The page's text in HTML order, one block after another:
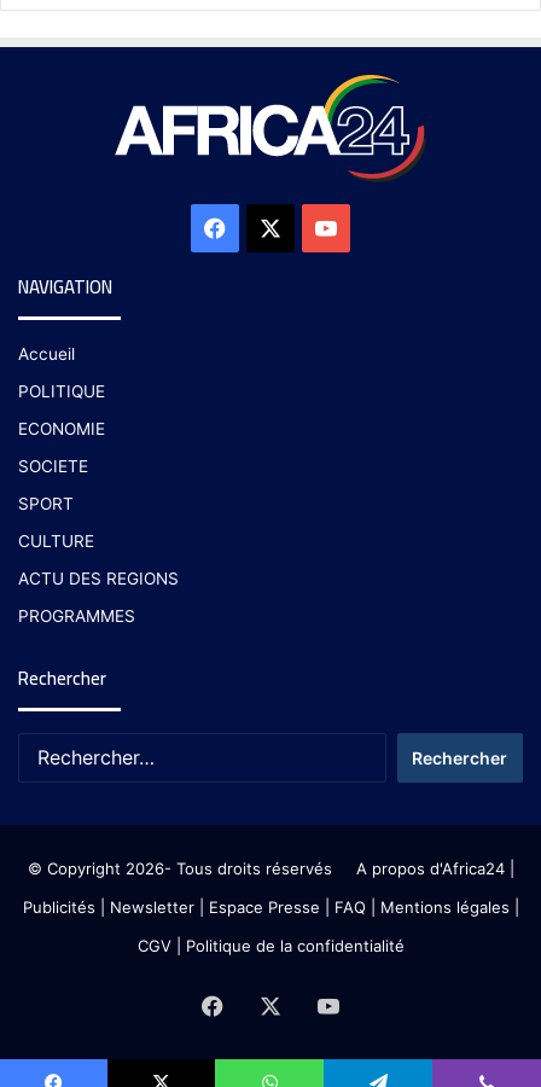
NAVIGATION
Accueil
POLITIQUE
ECONOMIE
SOCIETE
SPORT
CULTURE
ACTU DES REGIONS
PROGRAMMES
Rechercher
© Copyright 2026- Tous droits réservés A propos d'Africa24|
Publicités
Newsletter| Espace Presse | FAQ | Mentions légales
CGV| Politique de la confidentialité